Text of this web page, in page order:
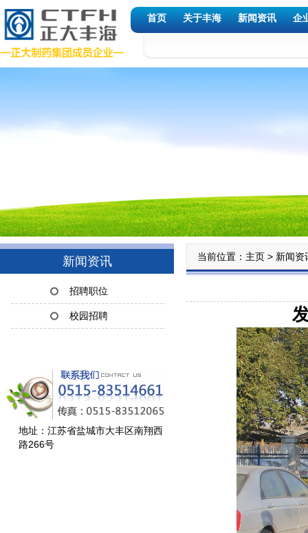
首页 关于丰海 新闻资讯 企
新闻资讯
招聘职位
校园招聘
地址：江苏省盐城市大丰区南翔西
路266号
当前位置： 主页 > 新闻资